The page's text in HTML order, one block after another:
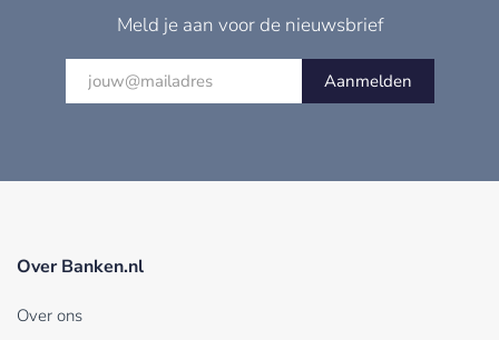
Meld je aan voor de nieuwsbrief
Aanmelden
Over Banken.nl
Over ons